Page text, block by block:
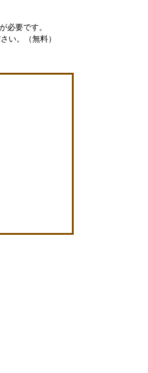
必要です。
い。（無料）